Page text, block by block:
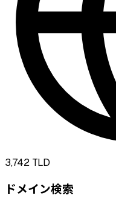
3,742 TLD
ドメイン検索